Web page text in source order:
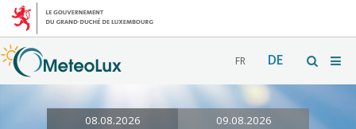
FR DE
08.08.2026 09.08.2026